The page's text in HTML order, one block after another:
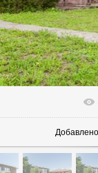
В
Добавлено